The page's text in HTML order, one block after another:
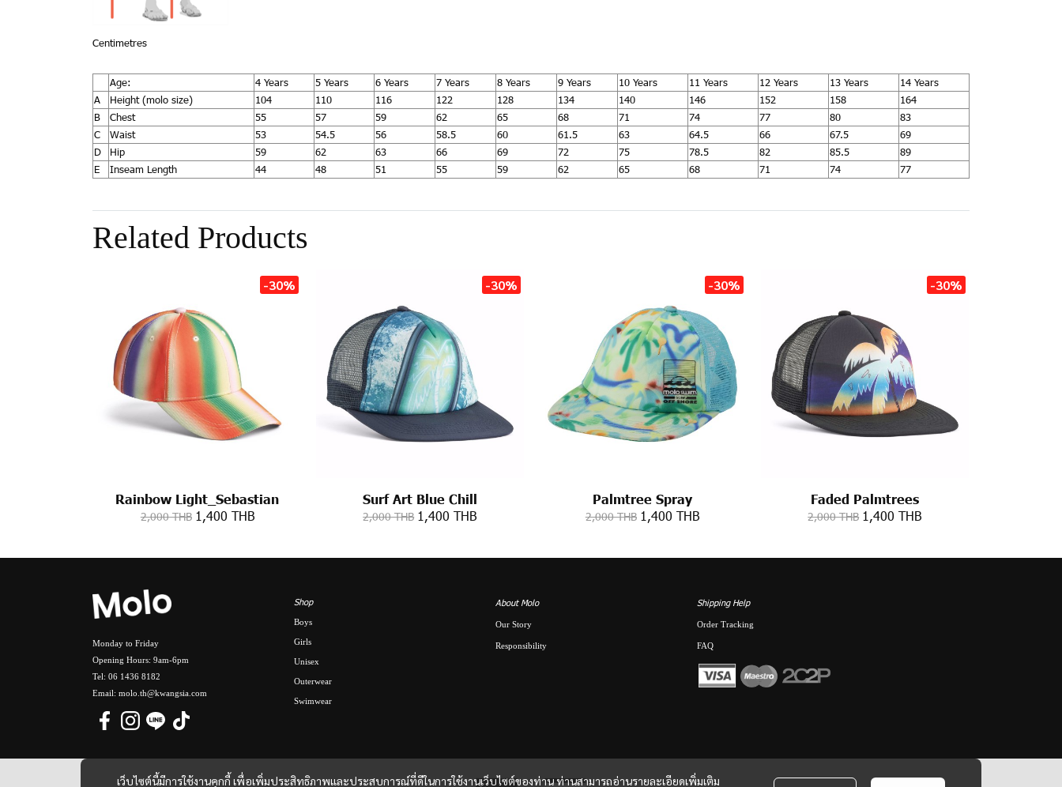
Centimetres
Age: 4 Years 5 Years 6 Years 7 Years 8 Years 9 Years 10 Years 11 Years 12 Years 13 Years
14 Years
A
Height (molo size) 104 110 116 122 128 134 140 146 152 158
164
B
Chest 55 57 59 62 65 68 71 74 77 80
83
C
Waist 53 54.5 56 58.5 60 61.5 63 64.5 66 67.5
69
D
Hip 59 62 63 66 69 72 75 78.5 82 85.5
89
E
Inseam Length 44 48 51 55 59 62 65 68 71 74 77
Related Products
-30%
Rainbow Light_Sebastian
2,000 THB 1,400 THB
-30%
Surf Art Blue Chill
2,000 THB 1,400 THB
-30%
Palmtree Spray
2,000 THB 1,400 THB
-30%
Faded Palmtrees
2,000 THB 1,400 THB
เว็บไซต์นี้มีการใช้งานคุกกี้ เพื่อเพิ่มประสิทธิภาพและประสบการณ์ที่ดีในการใช้งานเว็บไซต์ของท่าน ท่านสามารถอ่านรายละเอียดเพิ่มเติม
Monday to Friday
Opening Hours: 9am-6pm
Tel: 06 1436 8182
Email: molo.th@kwangsia.com
Shop
Boys
Girls
Unisex
Outerwear
Swimwear
About Molo
Our Story
Responsibility
Shipping Help
Order Tracking
FAQ